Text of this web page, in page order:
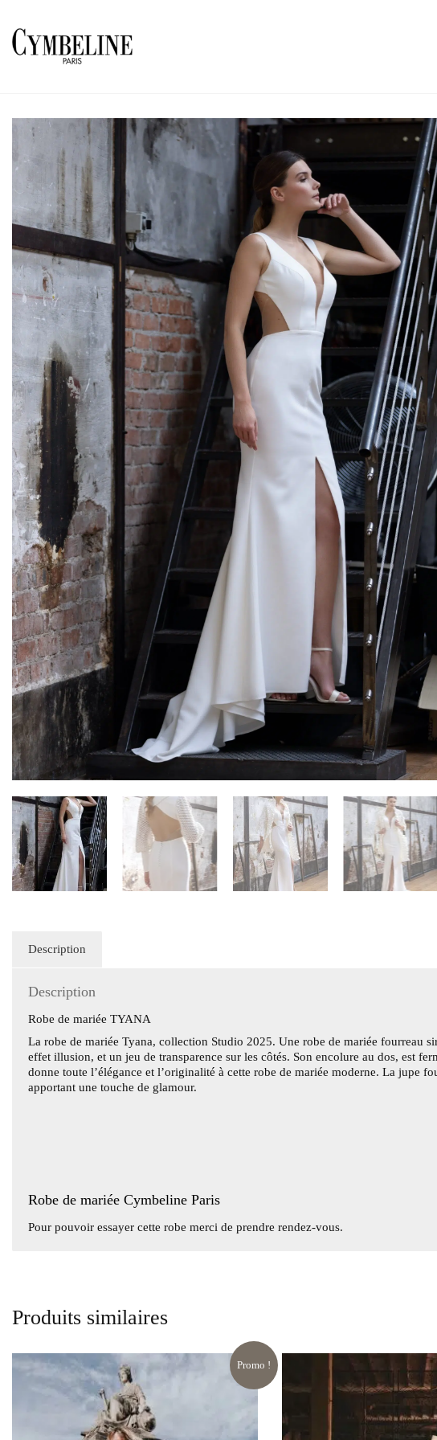
Description
Description
Robe de mariée TYANA
La robe de mariée Tyana, collection Studio 2025. Une robe de mariée fourreau
effet illusion, et un jeu de transparence sur les côtés. Son encolure au dos, est
donne toute l’élégance et l’originalité à cette robe de mariée moderne. La jupe
apportant une touche de glamour.
Robe de mariée Cymbeline Paris
Pour pouvoir essayer cette robe merci de prendre rendez-vous.
Produits similaires
Promo !